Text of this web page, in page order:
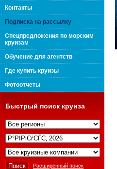
Интернешнл"
Контакты
Подписка на рассылку
Спецпредложения по морским
круизам
Обучение для агентств
Где купить круизы
Фотоотчеты
Быстрый поиск круиза
Расширенный поиск